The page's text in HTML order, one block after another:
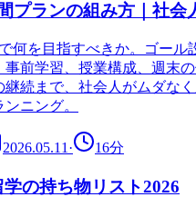
プランの組み方｜社会
何を目指すべきか。ゴール
事前学習、授業構成、週末
継続まで、社会人がムダな
ニング。
2026.05.11 · 16分
の持ち物リスト2026